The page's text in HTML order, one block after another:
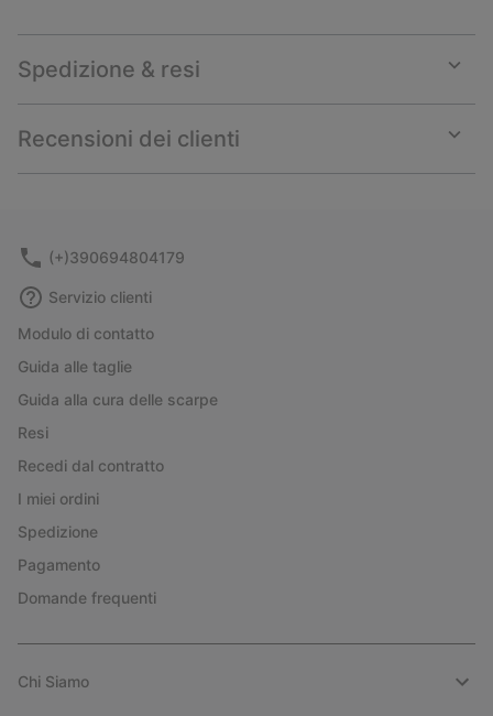
Spedizione & resi
or
Recensioni dei clienti
or
(+)390694804179
Servizio clienti
Modulo di contatto
Guida alle taglie
Guida alla cura delle scarpe
Resi
Recedi dal contratto
I miei ordini
Spedizione
Pagamento
Domande frequenti
Chi Siamo